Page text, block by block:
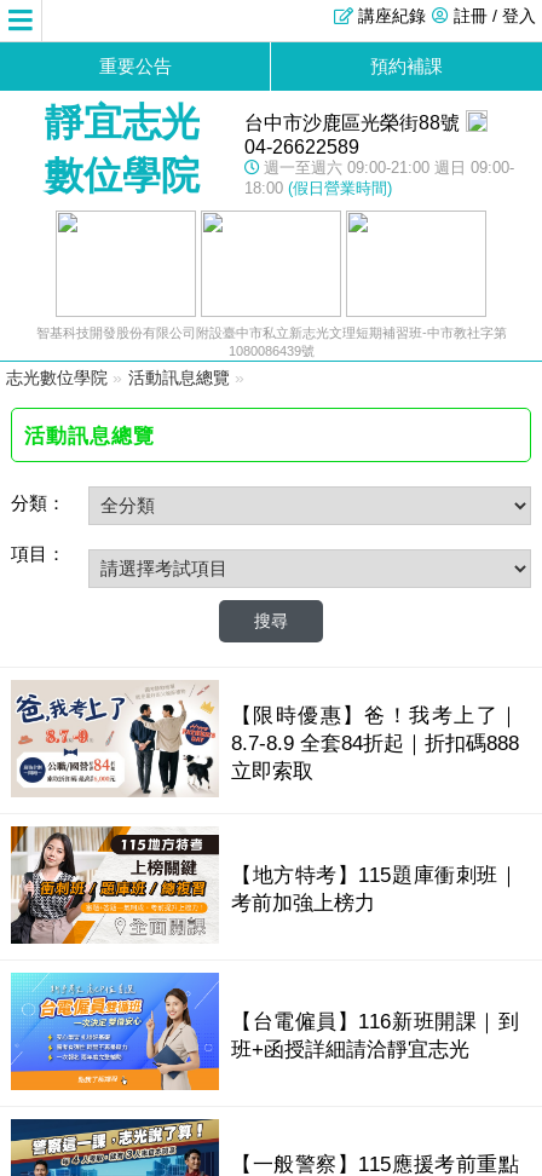
註冊 / 登入
講座紀錄
重要公告 預約補課
靜宜志光
數位學院
台中市沙鹿區光榮街88號
04-26622589
週一至週六 09:00-21:00 週日 09:00-
18:00 (假日營業時間)
智基科技開發股份有限公司附設臺中市私立新志光文理短期補習班-中市教社字第
1080086439號
志光數位學院 » 活動訊息總覽 »
活動訊息總覽
分類：
項目：
【限時優惠】爸！我考上了｜
8.7-8.9 全套84折起｜折扣碼888
立即索取
【地方特考】115題庫衝刺班｜
考前加強上榜力
【台電僱員】116新班開課｜到
班+函授詳細請洽靜宜志光
【一般警察】115應援考前重點